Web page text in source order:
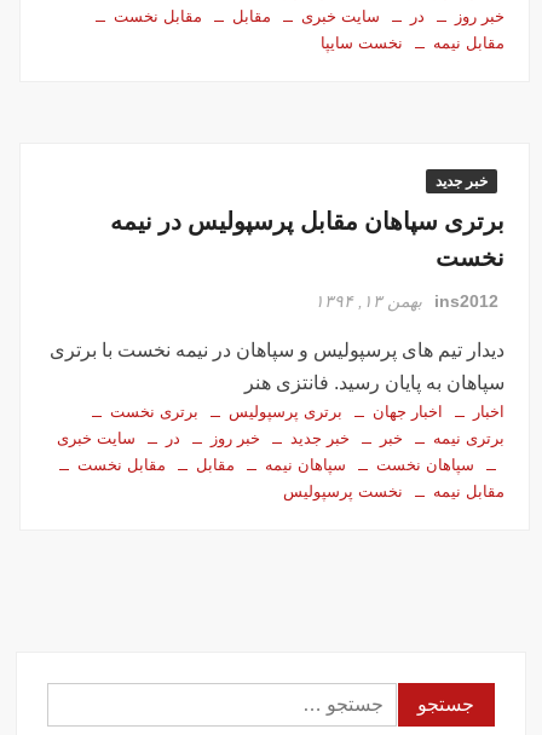
خبر روز
در سایت خبری مقابل
مقابل نخست
مقابل نیمه
نخست سایپا
خبر جدید
برتری سپاهان مقابل پرسپولیس در نیمه
نخست
ins2012 بهمن ۱۳, ۱۳۹۴
دیدار تیم های پرسپولیس و سپاهان در نیمه نخست با برتری
سپاهان به پایان رسید. فانتزی هنر
اخبار اخبار جهان برتری پرسپولیس
برتری نخست
برتری نیمه
خبر خبر جدید خبر روز در
سایت خبری
سپاهان نخست
سپاهان نیمه مقابل
مقابل نخست
مقابل نیمه
نخست پرسپولیس
جستجو
برای: